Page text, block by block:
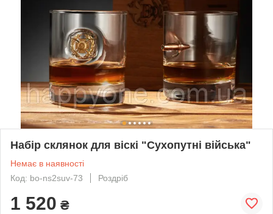
Набір склянок для віскі "Сухопутні війська"
Немає в наявності
Код: bo-ns2suv-73
Роздріб
1 520 ₴